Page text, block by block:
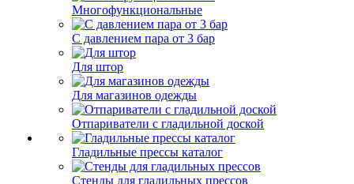
Многофункциональные
С давлением пара от 3 бар
Для штор
Для магазинов одежды
Отпариватели с гладильной доской
Гладильные прессы каталог
Стенды для гладильных прессов